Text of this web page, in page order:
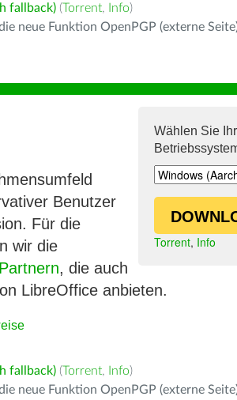
fallback) (Torrent, Info)
neue Funktion OpenPGP (externe
Wählen Sie Ihr
Torrent, Info
Benutzer
Für die
wir die
, die auch
LibreOffice anbieten.
fallback) (Torrent, Info)
neue Funktion OpenPGP (externe